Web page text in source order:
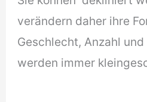
verändern daher ihre
Geschlecht, Anzahl
werden immer